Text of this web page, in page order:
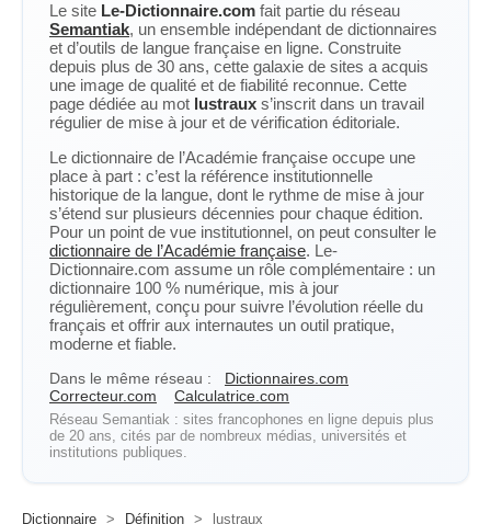
Le site Le-Dictionnaire.com fait partie du réseau
Semantiak, un ensemble indépendant de dictionnaires
et d’outils de langue française en ligne. Construite
depuis plus de 30 ans, cette galaxie de sites a acquis
une image de qualité et de fiabilité reconnue. Cette
page dédiée au mot lustraux s’inscrit dans un travail
régulier de mise à jour et de vérification éditoriale.
Le dictionnaire de l’Académie française occupe une
place à part : c’est la référence institutionnelle
historique de la langue, dont le rythme de mise à jour
s’étend sur plusieurs décennies pour chaque édition.
Pour un point de vue institutionnel, on peut consulter le
dictionnaire de l’Académie française. Le-
Dictionnaire.com assume un rôle complémentaire : un
dictionnaire 100 % numérique, mis à jour
régulièrement, conçu pour suivre l’évolution réelle du
français et offrir aux internautes un outil pratique,
moderne et fiable.
Dans le même réseau :
Dictionnaires.com
Correcteur.com
Calculatrice.com
Réseau Semantiak : sites francophones en ligne depuis plus
de 20 ans, cités par de nombreux médias, universités et
institutions publiques.
Dictionnaire > Définition > lustraux